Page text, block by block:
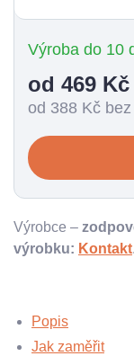
Výroba do 10
od 469 Kč
od 388 Kč
Výrobce –
výrobku: Kontakt.
Popis
Jak zaměřit